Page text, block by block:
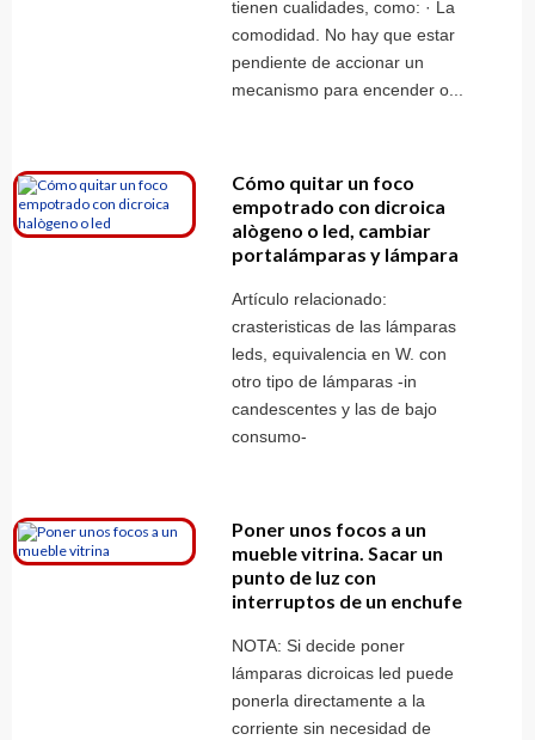
tienen cualidades, como: · La
comodidad. No hay que estar
pendiente de accionar un
mecanismo para encender o...
Cómo quitar un foco
empotrado con dicroica
alògeno o led, cambiar
portalámparas y lámpara
Artículo relacionado:
crasteristicas de las lámparas
leds, equivalencia en W. con
otro tipo de lámparas -in
candescentes y las de bajo
consumo-
Poner unos focos a un
mueble vitrina. Sacar un
punto de luz con
interruptos de un enchufe
NOTA: Si decide poner
lámparas dicroicas led puede
ponerla directamente a la
corriente sin necesidad de